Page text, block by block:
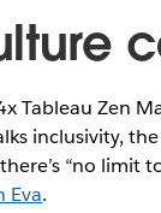
Tableau Zen
inclusivity,
“no
Eva.